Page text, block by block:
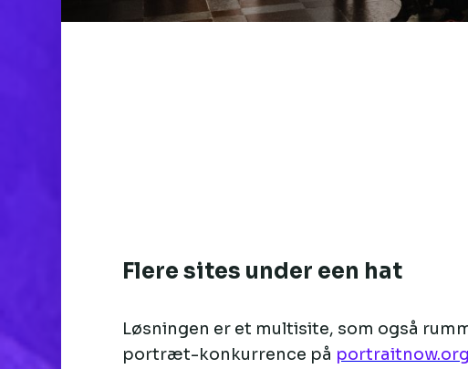
Flere sites under een hat
Løsningen er et multisite, som også
portræt-konkurrence på portraitnow.org